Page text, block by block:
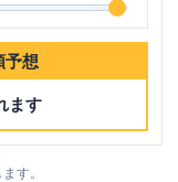
予想
ます
す。